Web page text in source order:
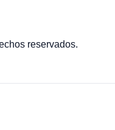
reservados.